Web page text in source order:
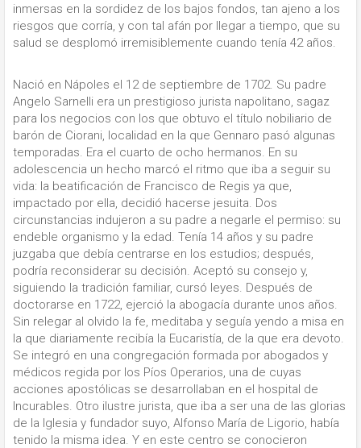
inmersas en la sordidez de los bajos fondos, tan ajeno a los
riesgos que corría, y con tal afán por llegar a tiempo, que su
salud se desplomó irremisiblemente cuando tenía 42 años.
Nació en Nápoles el 12 de septiembre de 1702. Su padre
Angelo Sarnelli era un prestigioso jurista napolitano, sagaz
para los negocios con los que obtuvo el título nobiliario de
barón de Ciorani, localidad en la que Gennaro pasó algunas
temporadas. Era el cuarto de ocho hermanos. En su
adolescencia un hecho marcó el ritmo que iba a seguir su
vida: la beatificación de Francisco de Regis ya que,
impactado por ella, decidió hacerse jesuita. Dos
circunstancias indujeron a su padre a negarle el permiso: su
endeble organismo y la edad. Tenía 14 años y su padre
juzgaba que debía centrarse en los estudios; después,
podría reconsiderar su decisión. Aceptó su consejo y,
siguiendo la tradición familiar, cursó leyes. Después de
doctorarse en 1722, ejerció la abogacía durante unos años.
Sin relegar al olvido la fe, meditaba y seguía yendo a misa en
la que diariamente recibía la Eucaristía, de la que era devoto.
Se integró en una congregación formada por abogados y
médicos regida por los Píos Operarios, una de cuyas
acciones apostólicas se desarrollaban en el hospital de
Incurables. Otro ilustre jurista, que iba a ser una de las glorias
de la Iglesia y fundador suyo, Alfonso María de Ligorio, había
tenido la misma idea. Y en este centro se conocieron